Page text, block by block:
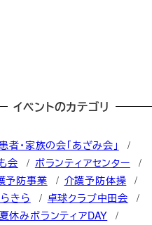
イベントのカテゴリ
者・家族の会「あざみ会」
会
ボランティアセンター
予防事業
介護予防体操
きら
卓球クラブ中田会
夏休みボランティアDAY